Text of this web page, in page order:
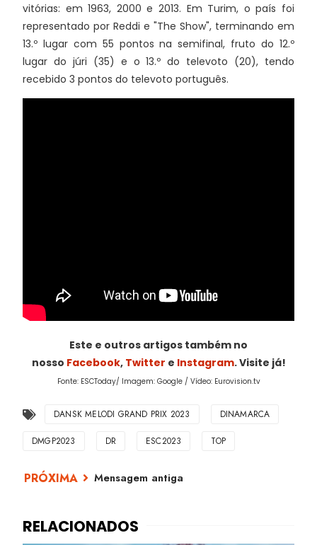
vitórias: em 1963, 2000 e 2013. Em Turim, o país foi
representado por Reddi e "The Show", terminando em
13.º lugar com 55 pontos na semifinal, fruto do 12.º
lugar do júri (35) e o 13.º do televoto (20), tendo
recebido 3 pontos do televoto português.
Este e outros artigos também no
nosso Facebook, Twitter e Instagram. Visite já!
Fonte: ESCToday/ Imagem: Google / Vídeo: Eurovision.tv
DANSK MELODI GRAND PRIX 2023 DINAMARCA
DMGP2023 DR ESC2023 TOP
Mensagem antiga